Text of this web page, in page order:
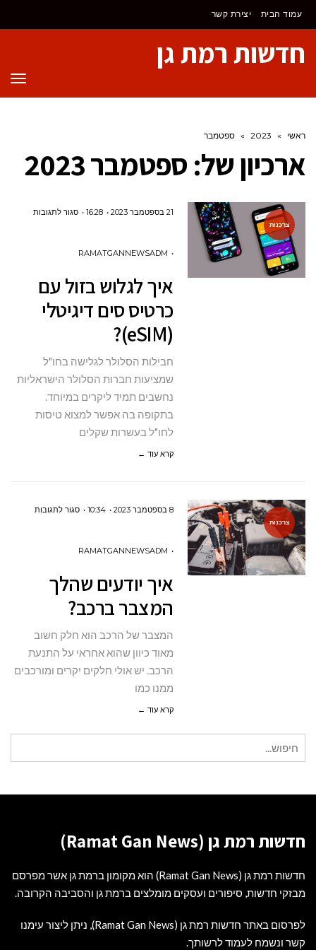
לתוכן
עמוד הבית יצירת קשר
חדשות רמת גן
ראשי »
2023
» ספטמבר
ארכיון של: ספטמבר 2023
צרכנות
21 בספטמבר 2023 16:28 סגור לתגובותעל
RAMATGANNEWSADM
איך לגלוש בזול עם
כרטיס סים דיגיטלי
(eSIM)?
חבילות הסלולר לגלישה בחו"ל
שמציעות חברות הסלולר הישראליות
נחשבים תמיד ליקרים במיוחד.
בתקופה בה אפשר למצוא טיסות
לחו"ל בעשרות שקלים
קרא עוד ←
צרכנות
8 בספטמבר 2023 10:34 סגור לתגובותעל
RAMATGANNEWSADM
איך יודעים שהלך
המצבר ברכב?
המצבר של הרכב הוא חלק חשוב
מאוד כיוון שהוא אחראי על התנעת
הרכב. יש אולי חלקים יקרים ומורכבים
ממנו כמו
קרא עוד ←
עבור:
חדשות רמת גן (Ramat Gan News)
חדשות רמת גן (Ramat Gan News) הוא מקומון ברמת גן אשר מפרסם
מבזקי חדשות, סיפורים ועסקים מומלצים ברמת גן והסביבה הקרובה.
לפרסום באתר חדשות רמת גן (Ramat Gan News), ניתן ליצור עימנו
קשר ונשמח לעמוד לרשותך.